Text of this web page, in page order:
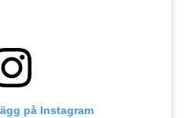
på Instagram